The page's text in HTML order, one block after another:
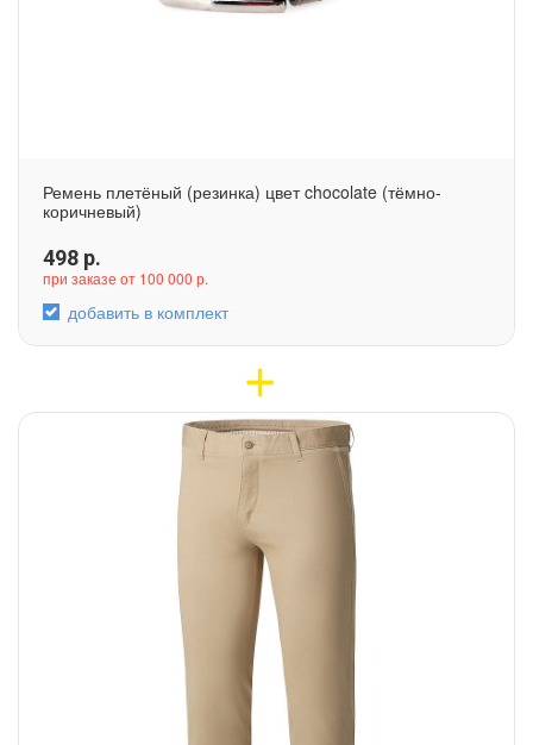
Ремень плетёный (резинка) цвет chocolate (тёмно-
коричневый)
498 р.
при заказе от 100 000 р.
добавить в комплект